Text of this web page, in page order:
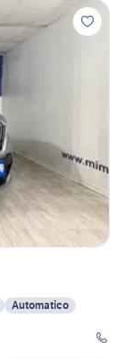
Automatico